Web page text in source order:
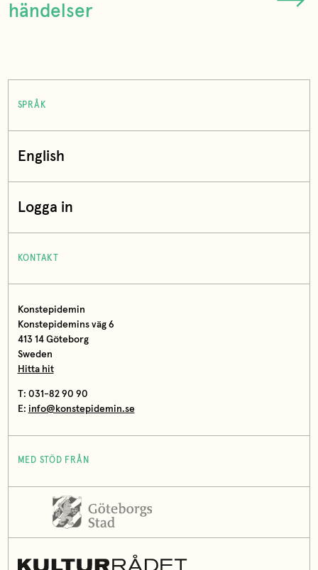
händelser
SPRÅK
English
Logga in
KONTAKT
Konstepidemin
Konstepidemins väg 6
413 14 Göteborg
Sweden
Hitta hit
T: 031-82 90 90
E: info@konstepidemin.se
MED STÖD FRÅN